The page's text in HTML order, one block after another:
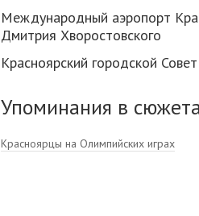
Международный аэропорт
Дмитрия Хворостовского
Красноярский городской
Упоминания в
Красноярцы на Олимпийских играх